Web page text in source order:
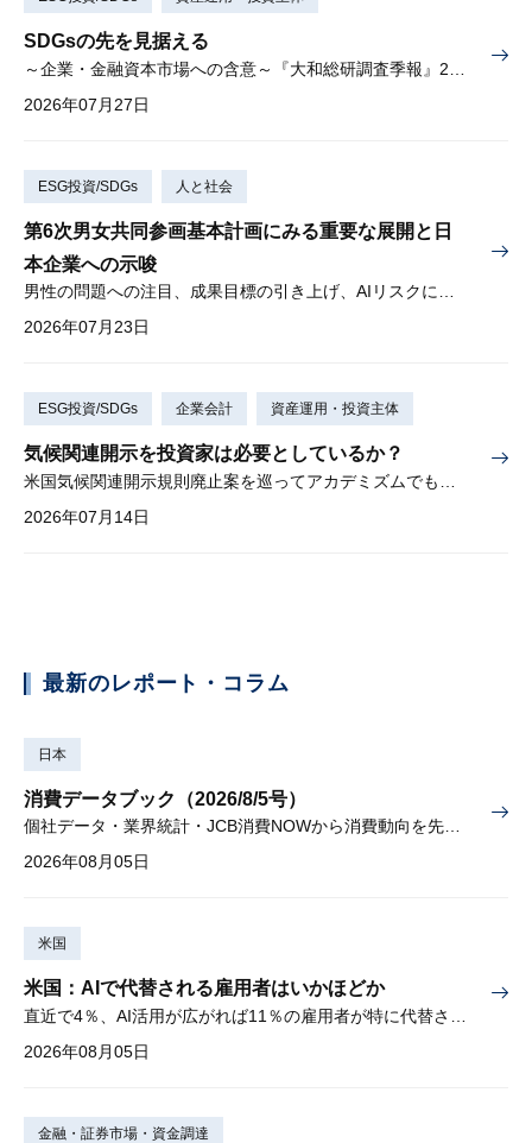
SDGsの先を見据える
2026年07月27日
ESG投資/SDGs 人と社会
第6次男女共同参画基本計画にみる重要な展開と日
本企業への示唆
男性の問題への注目、成果目標の引き上げ、AIリスクに対する懸念
2026年07月23日
ESG投資/SDGs 企業会計 資産運用・投資主体
気候関連開示を投資家は必要としているか？
2026年07月14日
最新のレポート・コラム
日本
消費データブック（2026/8/5号）
個社データ・業界統計・JCB消費NOWから消費動向を先取り
2026年08月05日
米国
米国：AIで代替される雇用者はいかほどか
2026年08月05日
金融・証券市場・資金調達